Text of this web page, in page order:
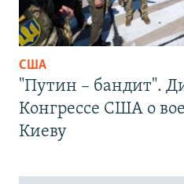
США
"Путин – бандит".
Конгрессе США о
Киеву